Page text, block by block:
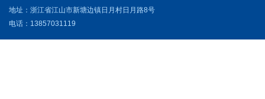
地址：浙江省江山市新塘边镇日月村日月路8号
电话：13857031119